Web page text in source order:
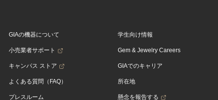
GIAの機器について
小売業者サポート
キャンパス ストア
よくある質問（FAQ）
プレスルーム
学生向け情報
Gem & Jewelry Careers
GIAでのキャリア
所在地
懸念を報告する